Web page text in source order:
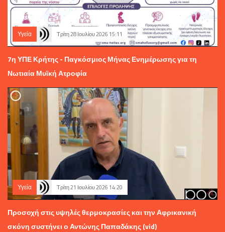
Υγεία Τρίτη 28 Ιουλίου 2026 15:11
7η ΥΠΕ Κρήτης - Παγκόσμιος Μήνας Ενημέρωσης για τη
Νωτιαία Μυϊκή Ατροφία
Υγεία Τρίτη 21 Ιουλίου 2026 14:20
Προσοχή στις υψηλές θερμοκρασίες και την Αφρικανική
σκόνη συστήνει ο Αντώνης Παπαδάκης (vid)